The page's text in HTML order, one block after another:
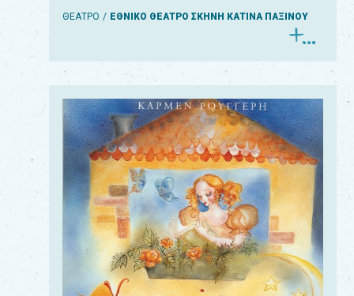
ΘΕΑΤΡΟ ΕΘΝΙΚΟ ΘΕΑΤΡΟ ΣΚΗΝΗ ΚΑΤΙΝΑ ΠΑΞΙΝΟΥ